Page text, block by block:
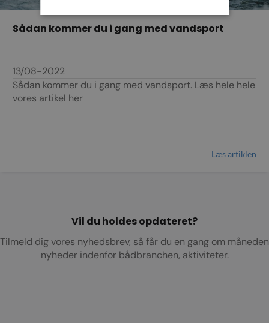
Sådan kommer du i gang med vandsport
13/08-2022
Sådan kommer du i gang med vandsport. Læs hele hele
vores artikel her
Læs artiklen
Vil du holdes opdateret?
Tilmeld dig vores nyhedsbrev, så får du en gang om måneden
nyheder indenfor bådbranchen, aktiviteter.